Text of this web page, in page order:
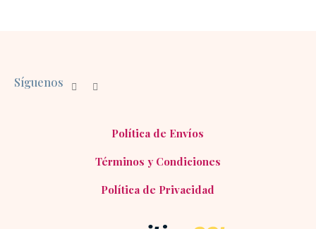
Síguenos
Política de Envíos
Términos y Condiciones
Política de Privacidad